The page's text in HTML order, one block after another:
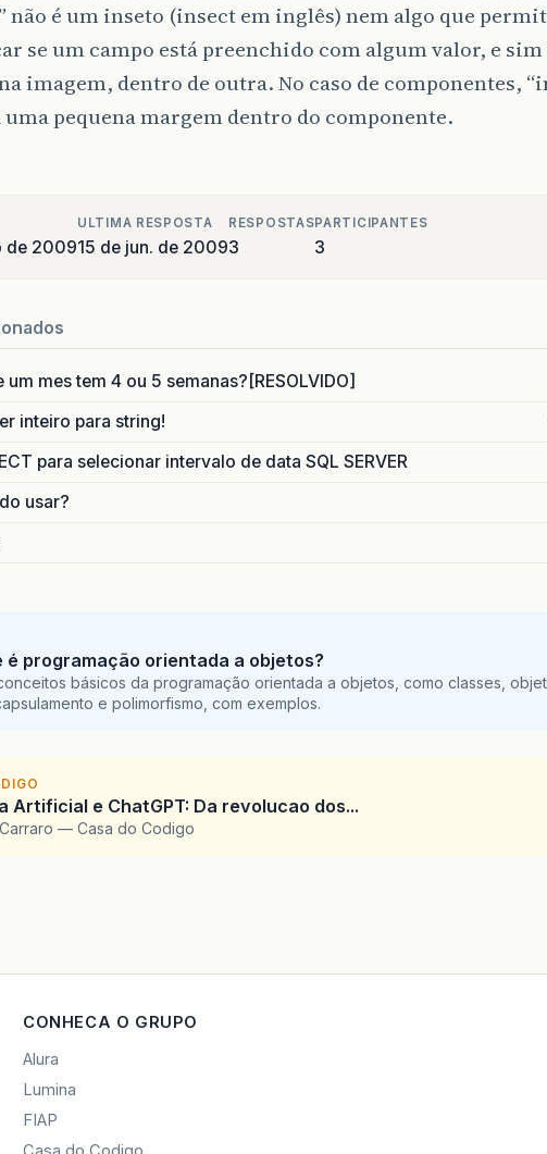
não é um inseto (insect em inglês) nem algo que
se um campo está preenchido com algum valor, e
imagem, dentro de outra. No caso de componentes,
pequena margem dentro do componente.
de 2009
ULTIMA RESPOSTA
15 de jun. de 2009
RESPOSTAS
3
PARTICIPANTES
3
um mes tem 4 ou 5 semanas?[RESOLVIDO]
inteiro para string!
para selecionar intervalo de data SQL SERVER
usar?
é programação orientada a objetos?
básicos da programação orientada a objetos, como classes,
e polimorfismo, com exemplos.
Artificial e ChatGPT: Da revolucao dos...
— Casa do Codigo
CONHECA O GRUPO
Alura
Lumina
FIAP